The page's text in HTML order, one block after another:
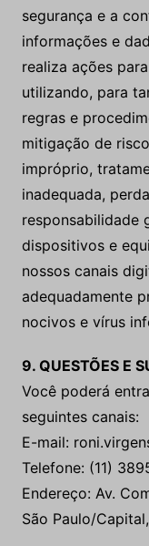
segurança e a
informações e
realiza ações
utilizando, para
regras e
mitigação de
impróprio,
inadequada,
responsabilidade
dispositivos e
nossos canais
adequadamente
nocivos e vírus
9. QUESTÕES E
Você poderá
seguintes canais:
E-mail:
Telefone: (11)
Endereço: Av.
São Paulo/